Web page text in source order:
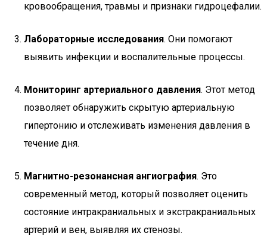
кровообращения, травмы и признаки гидроцефалии.
Лабораторные исследования. Они помогают
выявить инфекции и воспалительные процессы.
Мониторинг артериального давления. Этот метод
позволяет обнаружить скрытую артериальную
гипертонию и отслеживать изменения давления в
течение дня.
Магнитно-резонансная ангиография. Это
современный метод, который позволяет оценить
состояние интракраниальных и экстракраниальных
артерий и вен, выявляя их стенозы.